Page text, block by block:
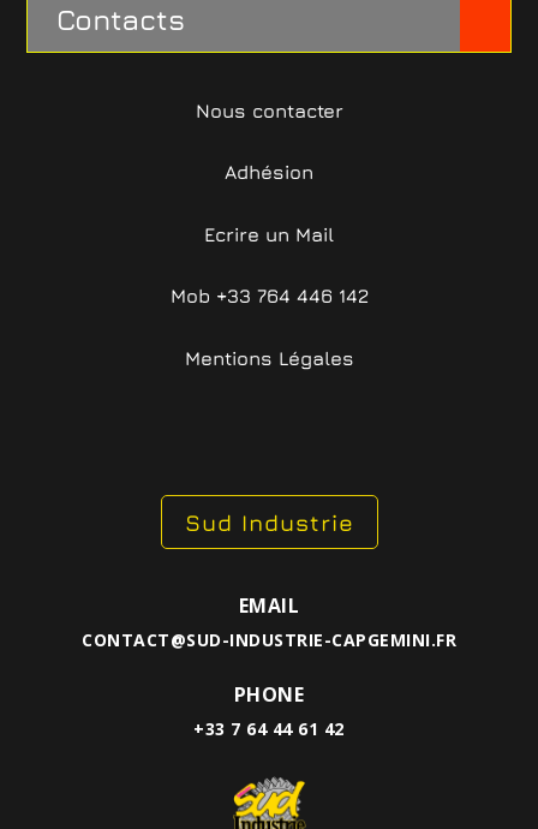
Contacts
Nous contacter
Adhésion
Ecrire un Mail
Mob +33 764 446 142
Mentions Légales
Sud Industrie
EMAIL
CONTACT@SUD-INDUSTRIE-CAPGEMINI.FR
PHONE
+33 7 64 44 61 42